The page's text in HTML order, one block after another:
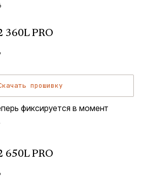
360L PRO
прошивку
фиксируется в момент
650L PRO